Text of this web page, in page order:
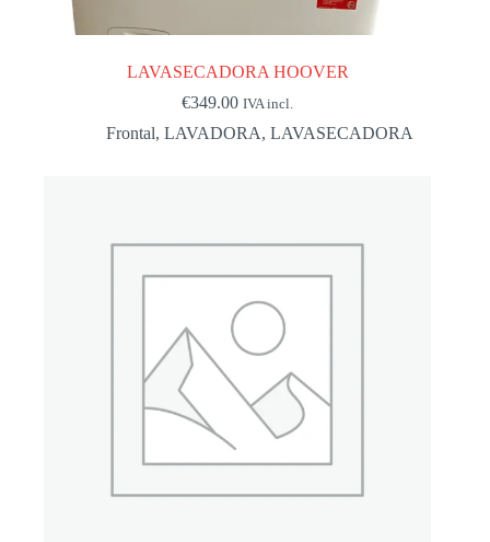
LAVASECADORA HOOVER
€349.00 IVA incl.
Frontal, LAVADORA, LAVASECADORA